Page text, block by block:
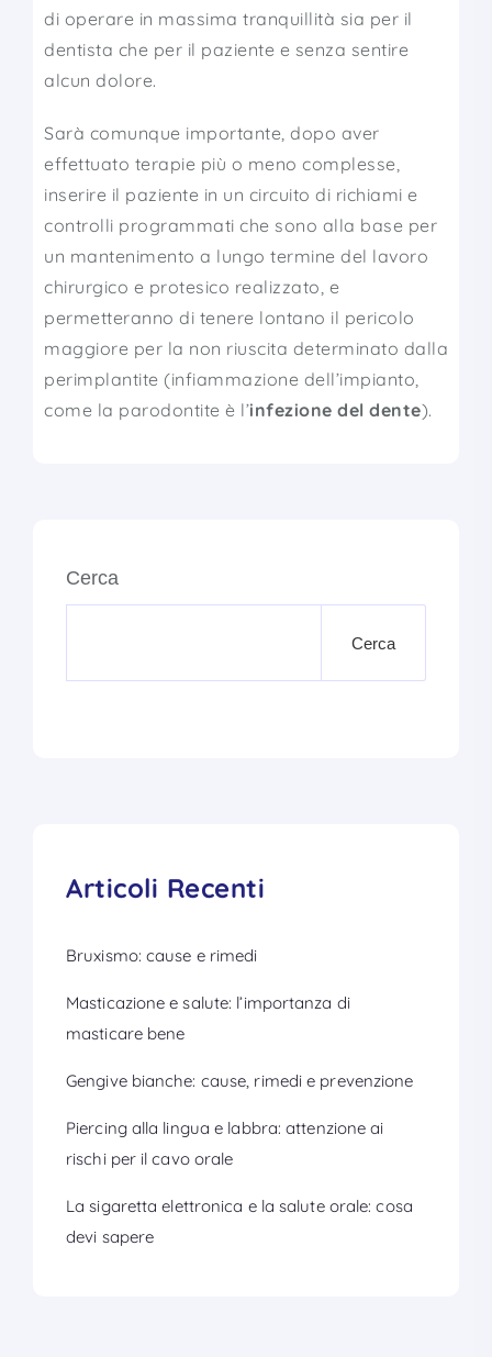
di operare in massima tranquillità sia per il
dentista che per il paziente e senza sentire
alcun dolore.
Sarà comunque importante, dopo aver
effettuato terapie più o meno complesse,
inserire il paziente in un circuito di richiami e
controlli programmati che sono alla base per
un mantenimento a lungo termine del lavoro
chirurgico e protesico realizzato, e
permetteranno di tenere lontano il pericolo
maggiore per la non riuscita determinato dalla
perimplantite (infiammazione dell’impianto,
come la parodontite è l’infezione del dente).
Cerca
Cerca
Articoli Recenti
Bruxismo: cause e rimedi
Masticazione e salute: l’importanza di
masticare bene
Gengive bianche: cause, rimedi e prevenzione
Piercing alla lingua e labbra: attenzione ai
rischi per il cavo orale
La sigaretta elettronica e la salute orale: cosa
devi sapere